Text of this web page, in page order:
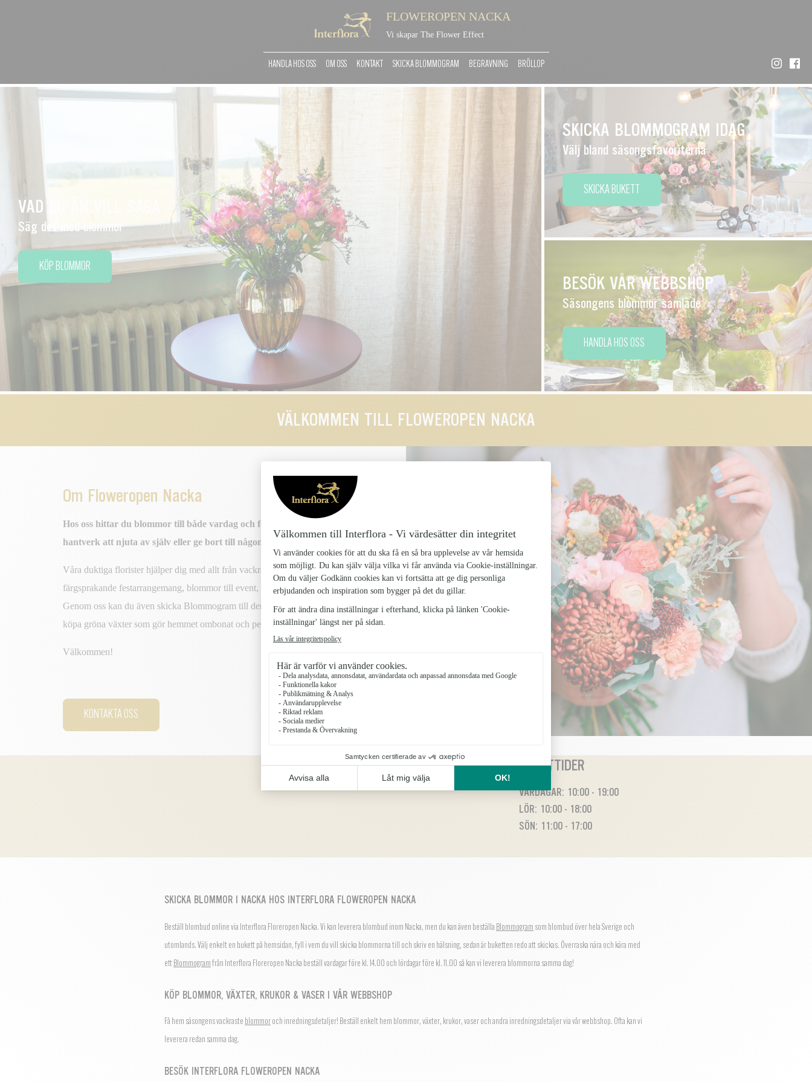
FLOWEROPEN NACKA
Vi skapar The Flower Effect
HANDLA HOS OSS OM OSS KONTAKT SKICKA BLOMMOGRAM BEGRAVNING BRÖLLOP
VAD DU ÄN VILL SÄGA
Säg det med blommor
KÖP BLOMMOR
SKICKA BLOMMOGRAM IDAG
Välj bland säsongsfavoriterna
SKICKA BUKETT
BESÖK VÅR WEBBSHOP
Säsongens blommor samlade
HANDLA HOS OSS
VÄLKOMMEN TILL FLOWEROPEN NACKA
Om Floweropen Nacka
Hos oss hittar du blommor till både vardag och fest – floristiskt
hantverk att njuta av själv eller ge bort till någon annan.
Våra duktiga florister hjälper dig med allt från vackra vardagsbuketter till
färgsprakande festarrangemang, blommor till event, bröllop och begravning.
Genom oss kan du även skicka Blommogram till den du bryr dig om och
köpa gröna växter som gör hemmet ombonat och personligt.
Välkommen!
KONTAKTA OSS
ÖPPETTIDER
VARDAGAR: 10:00 - 19:00
LÖR: 10:00 - 18:00
SÖN: 11:00 - 17:00
SKICKA BLOMMOR I NACKA HOS INTERFLORA FLOWEROPEN NACKA
Beställ blombud online via Interflora Floreropen Nacka. Vi kan leverera blombud inom Nacka, men du kan även beställa Blommogram som blombud över hela Sverige och
utomlands. Välj enkelt en bukett på hemsidan, fyll i vem du vill skicka blommorna till och skriv en hälsning, sedan är buketten redo att skickas. Överraska nära och kära med
ett Blommogram från Interflora Floreropen Nacka beställ vardagar före kl. 14.00 och lördagar före kl. 11.00 så kan vi leverera blommorna samma dag!
KÖP BLOMMOR, VÄXTER, KRUKOR & VASER I VÅR WEBBSHOP
Få hem säsongens vackraste blommor och inredningsdetaljer! Beställ enkelt hem blommor, växter, krukor, vaser och andra inredningsdetaljer via vår webbshop. Ofta kan vi
leverera redan samma dag.
BESÖK INTERFLORA FLOWEROPEN NACKA